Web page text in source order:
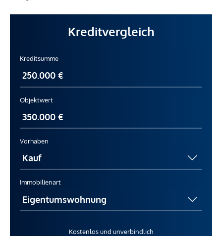
Kreditvergleich
Kreditsumme
Objektwert
Vorhaben
Immobilienart
Kostenlos und unverbindlich